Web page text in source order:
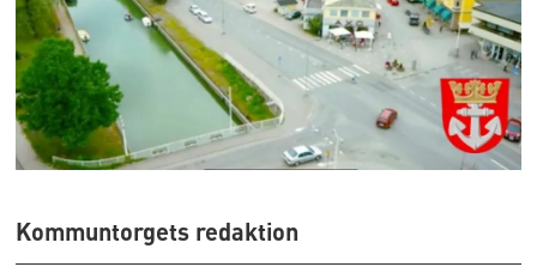
Kommuntorgets redaktion